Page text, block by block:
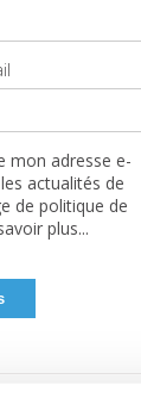
mon adresse e-
actualités de
de politique de
plus...